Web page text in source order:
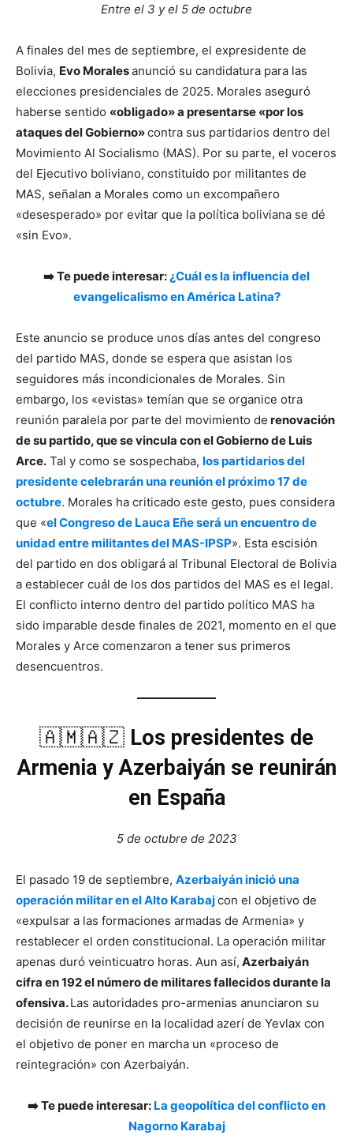
Entre el 3 y el 5 de octubre
A finales del mes de septiembre, el expresidente de
Bolivia, Evo Moralesanunció su candidatura para las
elecciones presidenciales de 2025. Morales aseguró
haberse sentido «obligado» a presentarse «por los
ataques del Gobierno»contra sus partidarios dentro del
Movimiento Al Socialismo (MAS). Por su parte, el voceros
del Ejecutivo boliviano, constituido por militantes de
MAS, señalan a Morales como un excompañero
«desesperado» por evitar que la política boliviana se dé
«sin Evo».
➡️ Te puede interesar: ¿Cuál es la influencia del
evangelicalismo en América Latina?
Este anuncio se produce unos días antes del congreso
del partido MAS, donde se espera que asistan los
seguidores más incondicionales de Morales. Sin
embargo, los «evistas» temían que se organice otra
reunión paralela por parte del movimiento de renovación
de su partido, que se vincula con el Gobierno de Luis
Arce. Tal y como se sospechaba, los partidarios del
presidente celebrarán una reunión el próximo 17 de
octubre. Morales ha criticado este gesto, pues considera
que «el Congreso de Lauca Eñe será un encuentro de
unidad entre militantes del MAS-IPSP». Esta escisión
del partido en dos obligará al Tribunal Electoral de Bolivia
a establecer cuál de los dos partidos del MAS es el legal.
El conflicto interno dentro del partido político MAS ha
sido imparable desde finales de 2021, momento en el que
Morales y Arce comenzaron a tener sus primeros
desencuentros.
🇦🇲🇦🇿 Los presidentes de
Armenia y Azerbaiyán se reunirán
en España
5 de octubre de 2023
El pasado 19 de septiembre, Azerbaiyán inició una
operación militar en el Alto Karabajcon el objetivo de
«expulsar a las formaciones armadas de Armenia» y
restablecer el orden constitucional. La operación militar
apenas duró veinticuatro horas. Aun así, Azerbaiyán
cifra en 192 el número de militares fallecidos durante la
ofensiva.Las autoridades pro-armenias anunciaron su
decisión de reunirse en la localidad azerí de Yevlax con
el objetivo de poner en marcha un «proceso de
reintegración» con Azerbaiyán.
➡️ Te puede interesar: La geopolítica del conflicto en
Nagorno Karabaj